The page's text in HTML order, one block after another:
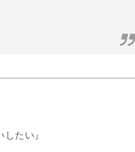
たい』